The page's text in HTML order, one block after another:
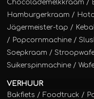
Chocolademelkkraam /
Hamburgerkraam /
Jägermeister-tap /
/ Popcornmachine /
Soepkraam /
Suikerspinmachine /
VERHUUR
Bakfiets / Foodtruck /